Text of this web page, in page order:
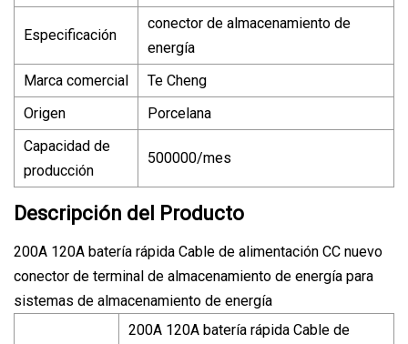
Especificación
conector de almacenamiento de
energía
Marca comercial
Te Cheng
Origen
Porcelana
Capacidad de
producción
500000/mes
Descripción del Producto
200A 120A batería rápida Cable de alimentación CC nuevo
conector de terminal de almacenamiento de energía para
sistemas de almacenamiento de energía
200A 120A batería rápida Cable de